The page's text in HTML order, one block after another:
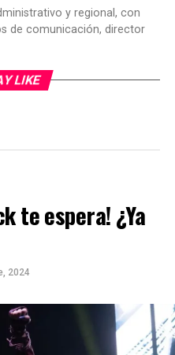
y regional, con
de comunicación, director
LIKE
te espera! ¿Ya
2024